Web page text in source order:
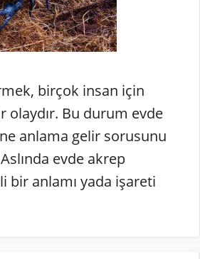
birçok insan için
olaydır. Bu durum evde
anlama gelir sorusunu
evde akrep
bir anlamı yada işareti